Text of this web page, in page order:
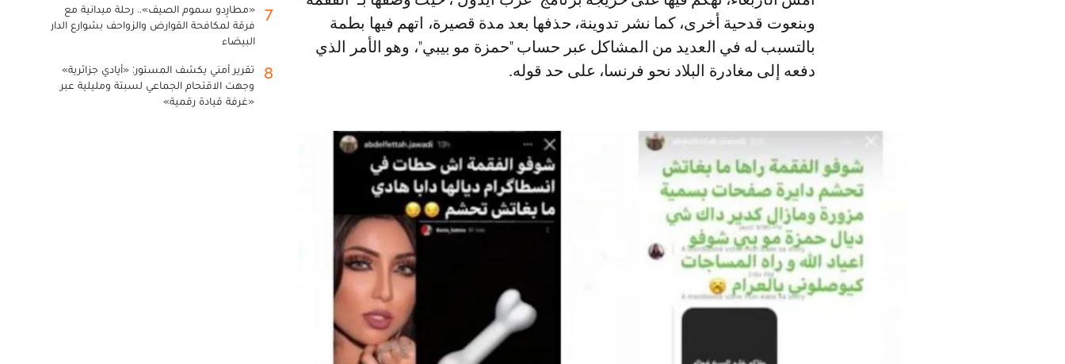
وبنعوت قدحية أخرى، كما نشر تدوينة، حذفها بعد مدة قصيرة، اتهم فيها بطمة
بالتسبب له في العديد من المشاكل عبر حساب "حمزة مو بيبي"، وهو الأمر الذي
دفعه إلى مغادرة البلاد نحو فرنسا، على حد قوله.
7
«مطارِدو سموم الصيف».. رحلة ميدانية مع
فرقة لمكافحة القوارض والزواحف بشوارع الدار
البيضاء
8
تقرير أمني يكشف المستور: «أيادي جزائرية»
وجهت الاقتحام الجماعي لسبتة ومليلية عبر
«غرفة قيادة رقمية»